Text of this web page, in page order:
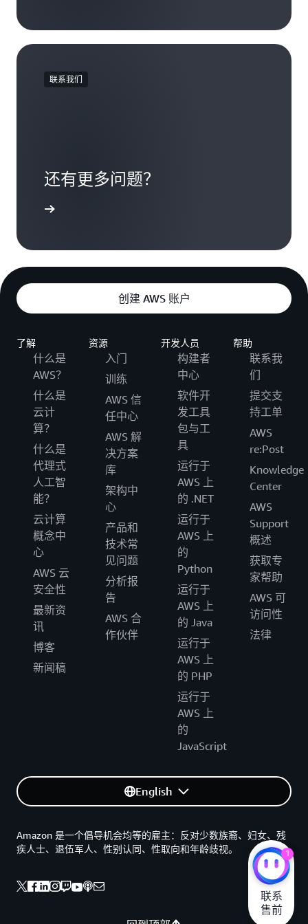
联系我们
还有更多问题？
创建 AWS 账户
了解
什么是
AWS？
什么是
云计
算？
什么是
代理式
人工智
能？
云计算
概念中
心
AWS 云
安全性
最新资
讯
博客
新闻稿
资源
入门
训练
AWS 信
任中心
AWS 解
决方案
库
架构中
心
产品和
技术常
见问题
分析报
告
AWS 合
作伙伴
开发人员
构建者
中心
软件开
发工具
包与工
具
运行于
AWS 上
的 .NET
运行于
AWS 上
的
Python
运行于
AWS 上
的 Java
运行于
AWS 上
的 PHP
运行于
AWS 上
的
JavaScript
帮助
联系我
们
提交支
持工单
AWS
re:Post
Knowledge
Center
AWS
Support
概述
获取专
家帮助
AWS 可
访问性
法律
English
Amazon 是一个倡导机会均等的雇主：反对少数族裔、妇女、残
疾人士、退伍军人、性别认同、性取向和年龄歧视。
1
联系
售前